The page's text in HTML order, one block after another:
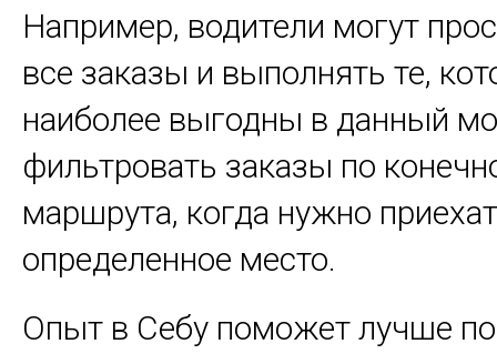
Например, водители могут
все заказы и выполнять те,
наиболее выгодны в данный
фильтровать заказы по
маршрута, когда нужно
определенное место.
Опыт в Себу поможет лучше